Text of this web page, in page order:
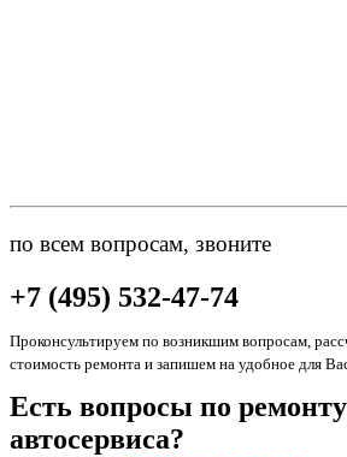
по всем вопросам, звоните
+7 (495) 532-47-74
Проконсультируем по возникшим вопросам,
стоимость ремонта и запишем на удобное для
Есть вопросы по
автосервиса?